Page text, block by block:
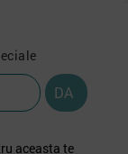
aceasta te